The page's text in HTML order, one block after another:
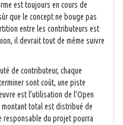
est toujours en cours de
que le concept ne bouge pas
entre les contributeurs est
il devrait tout de même suivre
de contributeur, chaque
sont coût, une piste
est l’utilisation de l’Open
montant total est distribué de
responsable du projet pourra